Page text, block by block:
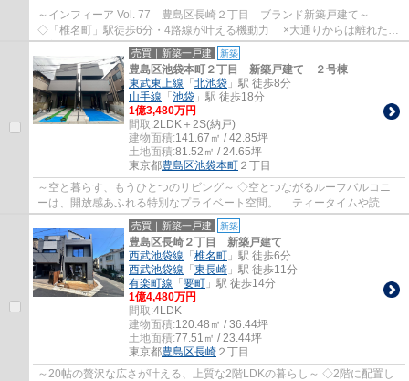
～インフィーア Vol. 77 豊島区長崎２丁目 ブランド新築戸建て～
◇「椎名町」駅徒歩6分・4路線が叶える機動力 ×大通りからは離れた落
ち着いた住宅地 ◇「池袋」駅までほぼまっす...
売買｜新築一戸建 新築
豊島区池袋本町２丁目 新築戸建て ２号棟
東武東上線 「北池袋 」駅 徒歩8分
山手線 「池袋 」駅 徒歩18分
1億3,480万円
間取:2LDK＋2S(納戸)
建物面積:141.67㎡ / 42.85坪
土地面積:81.52㎡ / 24.65坪
東京都豊島区池袋本町 ２丁目
～空と暮らす、もうひとつのリビング～ ◇空とつながるルーフバルコニ
ーは、開放感あふれる特別なプライベート空間。 ティータイムや読
書、ガーデニングなど多彩に活用でき、 日常...
売買｜新築一戸建 新築
豊島区長崎２丁目 新築戸建て
西武池袋線 「椎名町 」駅 徒歩6分
西武池袋線 「東長崎 」駅 徒歩11分
有楽町線 「要町 」駅 徒歩14分
1億4,480万円
間取:4LDK
建物面積:120.48㎡ / 36.44坪
土地面積:77.51㎡ / 23.44坪
東京都豊島区長崎 ２丁目
～20帖の贅沢な広さが叶える、上質な2階LDKの暮らし～ ◇2階に配置し